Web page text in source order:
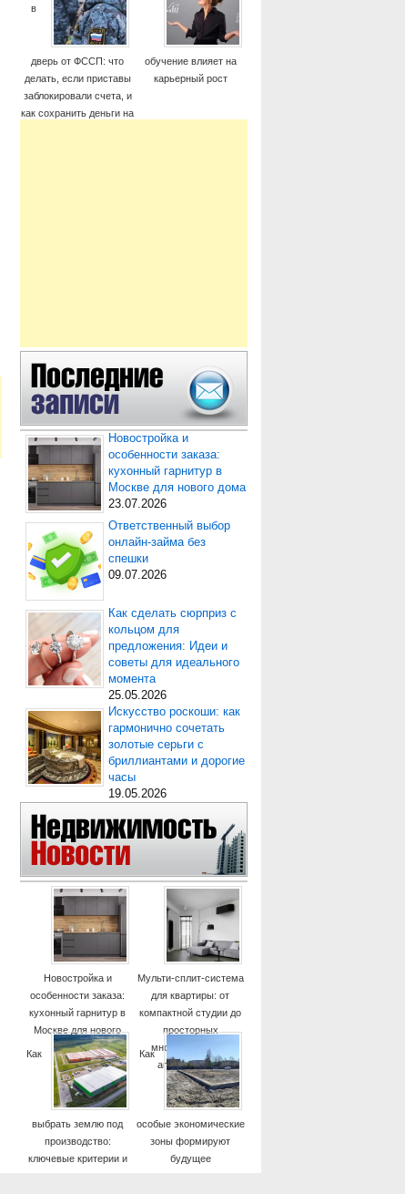
в
дверь от ФССП: что
делать, если приставы
заблокировали счета, и
как сохранить деньги на
обучение влияет на
карьерный рост
Новостройка и
особенности заказа:
кухонный гарнитур в
Москве для нового дома
23.07.2026
Ответственный выбор
онлайн-займа без
спешки
09.07.2026
Как сделать сюрприз с
кольцом для
предложения: Идеи и
советы для идеального
момента
25.05.2026
Искусство роскоши: как
гармонично сочетать
золотые серьги с
бриллиантами и дорогие
часы
19.05.2026
Новостройка и
особенности заказа:
кухонный гарнитур в
Москве для нового
дома
Мульти-сплит-система
для квартиры: от
компактной студии до
просторных
многокомнатных
апартаментов
Как
выбрать землю под
производство:
ключевые критерии и
Как
особые экономические
зоны формируют
будущее